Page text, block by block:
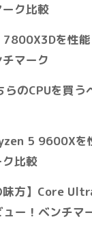
ク比較
7800X3Dを性
マーク
のCPUを買う
5 9600Xを
比較
味方】Core
ー！ベンチマ